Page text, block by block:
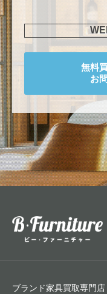
無料
お
ブランド家具買取専門